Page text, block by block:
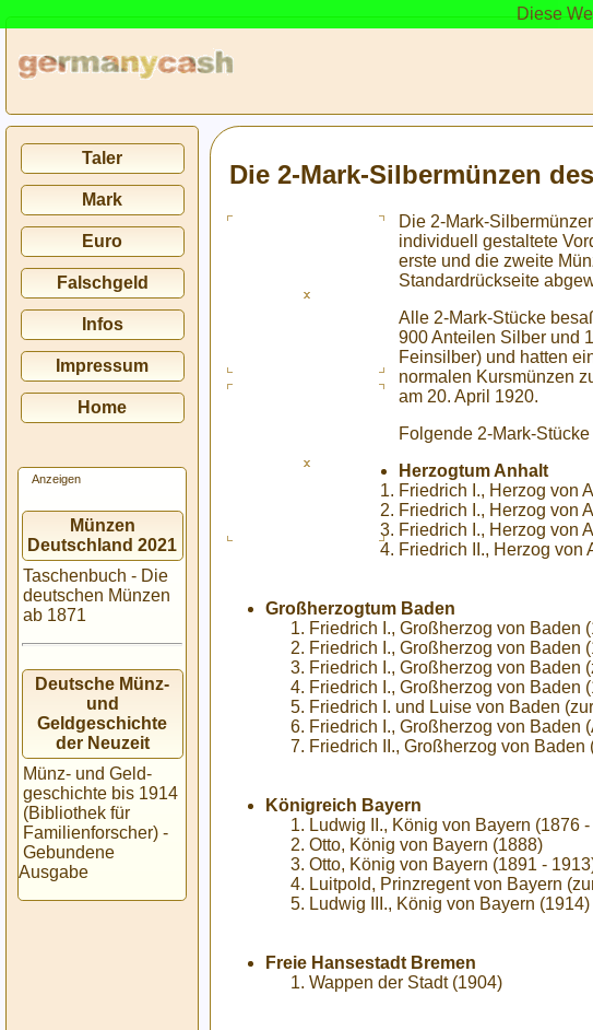
Taler
Mark
Euro
Falschgeld
Infos
Impressum
Home
Anzeigen
Münzen
Deutschland 2021
Taschenbuch - Die
deutschen Münzen
ab 1871
Deutsche Münz-
und
Geldgeschichte
der Neuzeit
Münz- und Geld-
geschichte bis 1914
(Bibliothek für
Familienforscher) -
Gebundene
Ausgabe
Die 2-Mark-Silbermünzen
Die 2-Mark-
individuell gestaltete
erste und die zweite
Standardrückseite
Alle 2-Mark-Stücke
900 Anteilen Silber und
Feinsilber) und hatten
normalen Kursmünzen
am 20. April 1920.
Folgende 2-Mark-
Herzogtum Anhalt
Friedrich I., Herzog von
Friedrich I., Herzog von
Friedrich I., Herzog von
Friedrich II., Herzog von
Großherzogtum Baden
Friedrich I., Großherzog von Baden
Friedrich I., Großherzog von Baden
Friedrich I., Großherzog von Baden
Friedrich I., Großherzog von Baden
Friedrich I. und Luise von Baden
Friedrich I., Großherzog von Baden
Friedrich II., Großherzog von Baden
Königreich Bayern
Ludwig II., König von Bayern (1876
Otto, König von Bayern (1888)
Otto, König von Bayern (1891 -
Luitpold, Prinzregent von Bayern
Ludwig III., König von Bayern (1914)
Freie Hansestadt Bremen
Wappen der Stadt (1904)
Diese